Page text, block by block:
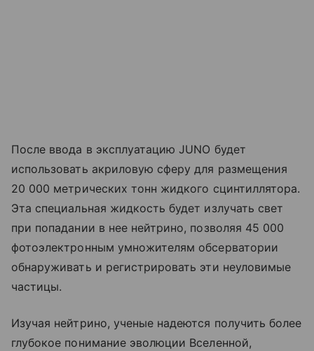
После ввода в эксплуатацию JUNO будет
использовать акриловую сферу для размещения
20 000 метрических тонн жидкого сцинтиллятора.
Эта специальная жидкость будет излучать свет
при попадании в нее нейтрино, позволяя 45 000
фотоэлектронным умножителям обсерватории
обнаруживать и регистрировать эти неуловимые
частицы.
Изучая нейтрино, ученые надеются получить более
глубокое понимание эволюции Вселенной,